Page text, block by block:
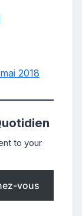
2018
to your
vous